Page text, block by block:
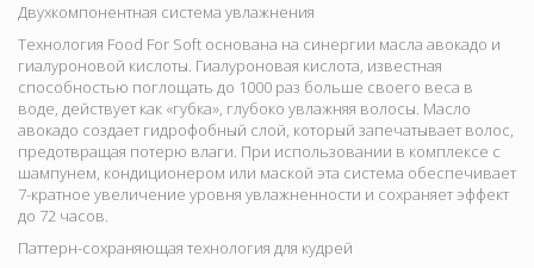
Двухкомпонентная система увлажнения
Технология Food For Soft основана на синергии масла авокадо и
гиалуроновой кислоты. Гиалуроновая кислота, известная
способностью поглощать до 1000 раз больше своего веса в
воде, действует как «губка», глубоко увлажняя волосы. Масло
авокадо создает гидрофобный слой, который запечатывает волос,
предотвращая потерю влаги. При использовании в комплексе с
шампунем, кондиционером или маской эта система обеспечивает
7-кратное увеличение уровня увлажненности и сохраняет эффект
до 72 часов.
Паттерн-сохраняющая технология для кудрей